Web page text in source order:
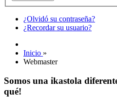
¿Olvidó su contraseña?
¿Recordar su usuario?
Inicio »
Webmaster
Somos una ikastola
qué!